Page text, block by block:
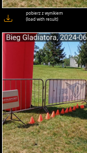
pobierz z wynikiem
(load with result)